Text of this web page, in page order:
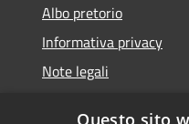
Albo pretorio
Informativa privacy
Note legali
Questo sito